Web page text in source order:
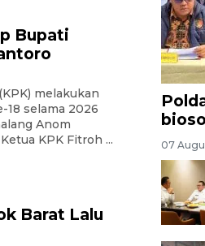
Bupati
melakukan
18 selama 2026
Anom
KPK Fitroh ...
Barat Lalu
07